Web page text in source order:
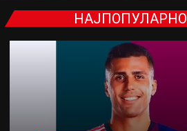
НАЈПОПУЛАРНО